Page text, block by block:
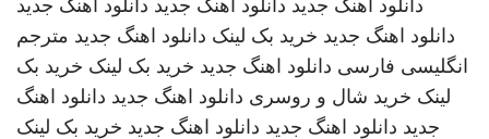
دانلود اهنگ جدید دانلود اهنگ جدید دانلود اهنگ جدید
دانلود اهنگ جدید خرید بک لینک دانلود اهنگ جدید مترجم
انگلیسی فارسی دانلود اهنگ جدید خرید بک لینک خرید بک
لینک خرید شال و روسری دانلود اهنگ جدید دانلود اهنگ
جدید دانلود اهنگ جدید دانلود اهنگ جدید خرید بک لینک